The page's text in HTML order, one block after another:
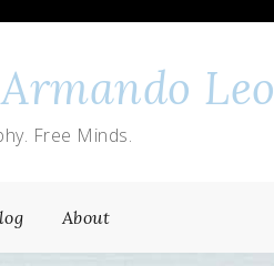
Free Minds.
About